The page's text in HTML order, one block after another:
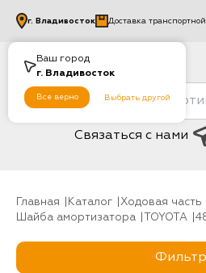
Ваш город
г. Владивосток
Все верно Выбрать другой
г. Владивосток Доставка
Связаться с нами
Главная Каталог Ходовая часть
Шайба амортизатора
TOYOTA
Фильтр